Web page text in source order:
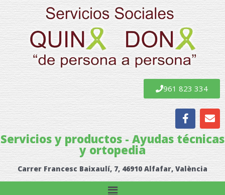
al
contenido
961 823 334
F
a
c
e
o
o
k
E
n
v
e
e
Servicios y productos - Ayudas técnicas
y ortopedia
Carrer Francesc Baixaulí, 7, 46910 Alfafar, València
Menú